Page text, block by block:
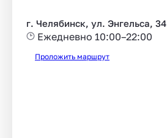
г. Челябинск, ул. Энгельса, 34
Ежедневно 10:00–22:00
Проложить маршрут